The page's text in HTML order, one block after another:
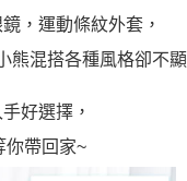
，運動條紋外套，
熊混搭各種風格卻不顯
好選擇，
你帶回家~